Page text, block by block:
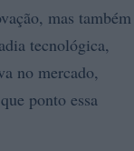
mas também
tecnológica,
no mercado,
ponto essa